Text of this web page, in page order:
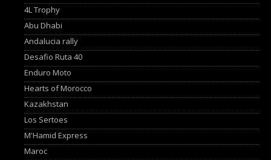
4L Trophy
Abu Dhabi
Andalucia rally
Desafio Ruta 40
Enduro Moto
Hearts of Morocco
Kazakhstan
Los Sertoes
M'Hamid Express
Maroc